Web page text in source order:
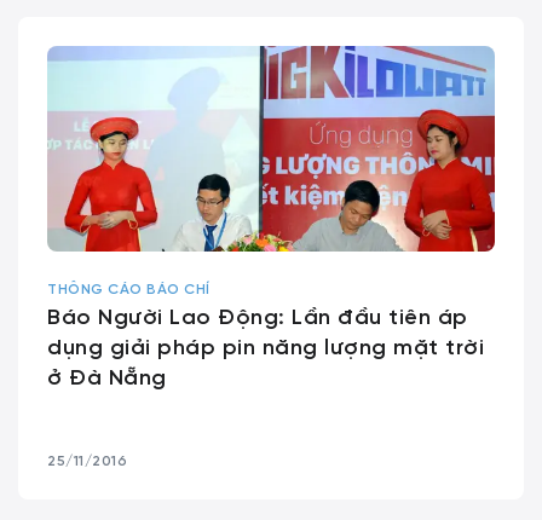
THÔNG CÁO BÁO CHÍ
Báo Người Lao Động: Lần đầu tiên áp
dụng giải pháp pin năng lượng mặt trời
ở Đà Nẵng
25/11/2016